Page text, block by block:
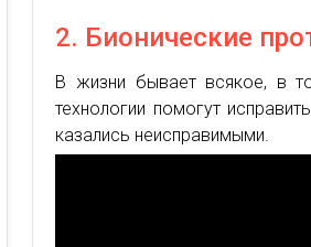
2. Бионические
В жизни бывает всякое, в
технологии помогут
казались неисправимыми.